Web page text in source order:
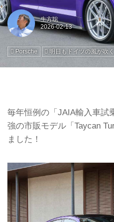
生方聡
Porsche 明日もドイツの風が吹
毎年恒例の「JAIA輸入車試
強の市販モデル「Taycan
ました！